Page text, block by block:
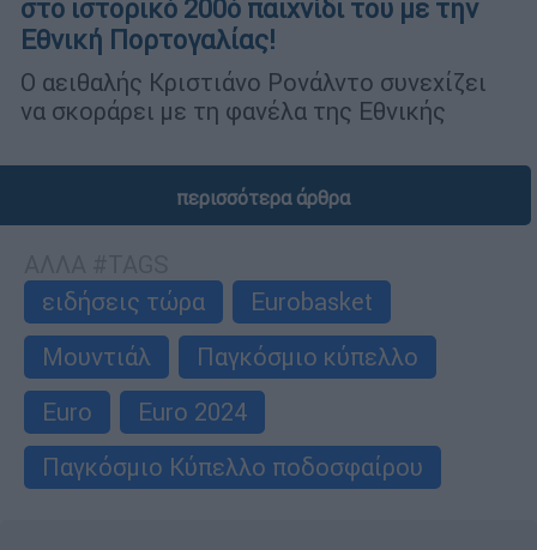
στο ιστορικό 200ό παιχνίδι του με την
Εθνική Πορτογαλίας!
Ο αειθαλής Κριστιάνο Ρονάλντο συνεχίζει
να σκοράρει με τη φανέλα της Εθνικής
περισσότερα άρθρα
ειδήσεις τώρα
Eurobasket
Μουντιάλ
Παγκόσμιο κύπελλο
Euro
Euro 2024
Παγκόσμιο Κύπελλο ποδοσφαίρου